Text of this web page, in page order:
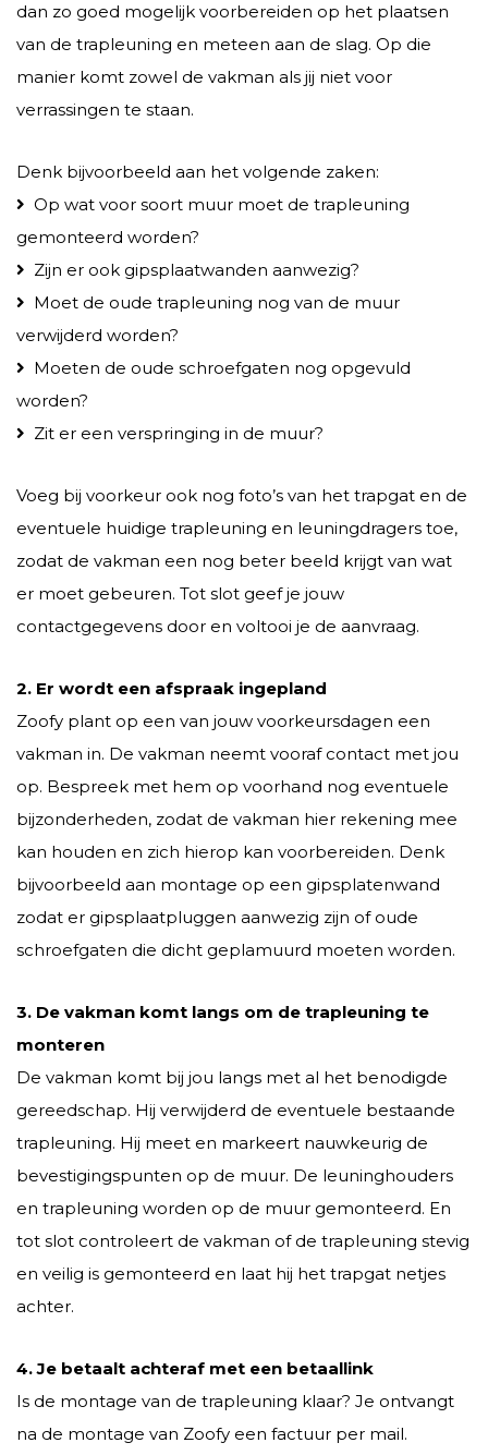
dan zo goed mogelijk voorbereiden op het plaatsen
van de trapleuning en meteen aan de slag. Op die
manier komt zowel de vakman als jij niet voor
verrassingen te staan.
Denk bijvoorbeeld aan het volgende zaken:
Op wat voor soort muur moet de trapleuning
gemonteerd worden?
Zijn er ook gipsplaatwanden aanwezig?
Moet de oude trapleuning nog van de muur
verwijderd worden?
Moeten de oude schroefgaten nog opgevuld
worden?
Zit er een verspringing in de muur?
Voeg bij voorkeur ook nog foto’s van het trapgat en de
eventuele huidige trapleuning en leuningdragers toe,
zodat de vakman een nog beter beeld krijgt van wat
er moet gebeuren. Tot slot geef je jouw
contactgegevens door en voltooi je de aanvraag.
2. Er wordt een afspraak ingepland
Zoofy plant op een van jouw voorkeursdagen een
vakman in. De vakman neemt vooraf contact met jou
op. Bespreek met hem op voorhand nog eventuele
bijzonderheden, zodat de vakman hier rekening mee
kan houden en zich hierop kan voorbereiden. Denk
bijvoorbeeld aan montage op een gipsplatenwand
zodat er gipsplaatpluggen aanwezig zijn of oude
schroefgaten die dicht geplamuurd moeten worden.
3. De vakman komt langs om de trapleuning te
monteren
De vakman komt bij jou langs met al het benodigde
gereedschap. Hij verwijderd de eventuele bestaande
trapleuning. Hij meet en markeert nauwkeurig de
bevestigingspunten op de muur. De leuninghouders
en trapleuning worden op de muur gemonteerd. En
tot slot controleert de vakman of de trapleuning stevig
en veilig is gemonteerd en laat hij het trapgat netjes
achter.
4. Je betaalt achteraf met een betaallink
Is de montage van de trapleuning klaar? Je ontvangt
na de montage van Zoofy een factuur per mail.